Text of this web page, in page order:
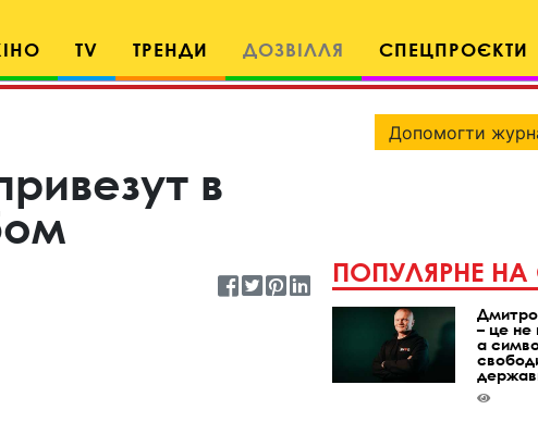
TV ТРЕНДИ ДОЗВІЛЛЯ СПЕЦПРОЄКТИ
в
Допомогти
ПОПУЛЯРНЕ НА
Дмитро
– це не
а